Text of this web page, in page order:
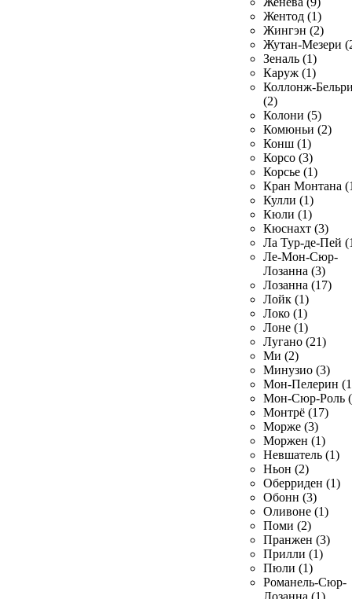
Жентод (1)
Жингэн (2)
Жутан-Мезери
Зеналь (1)
Каруж (1)
Коллонж-
(2)
Колони (5)
Комюньи (2)
Конш (1)
Корсо (3)
Корсье (1)
Кран Монтана
Кулли (1)
Кюли (1)
Кюснахт (3)
Ла Тур-де-Пей
Ле-Мон-Сюр-
Лозанна (3)
Лозанна (17)
Лойк (1)
Локо (1)
Лоне (1)
Лугано (21)
Ми (2)
Минузио (3)
Мон-Пелерин
Мон-Сюр-Роль
Монтрё (17)
Морже (3)
Моржен (1)
Невшатель (1)
Ньон (2)
Оберриден (1)
Обонн (3)
Оливоне (1)
Поми (2)
Пранжен (3)
Прилли (1)
Пюли (1)
Романель-Сюр-
Лозанна (1)